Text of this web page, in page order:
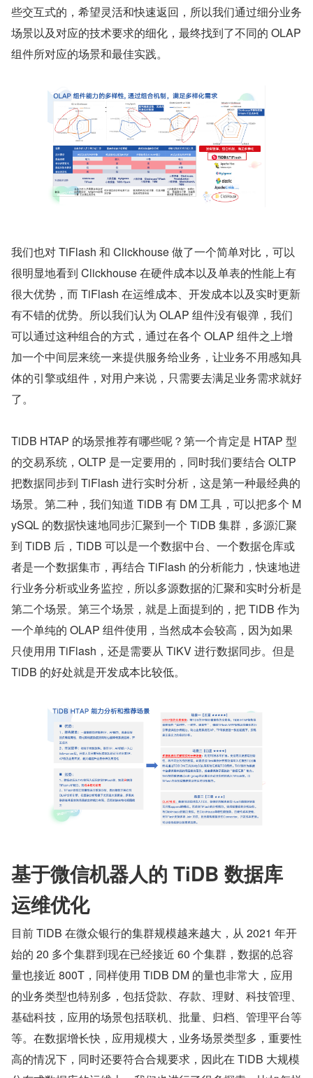
些交互式的，希望灵活和快速返回，所以我们通过细分业务
场景以及对应的技术要求的细化，最终找到了不同的 OLAP
组件所对应的场景和最佳实践。
我们也对 TiFlash 和 Clickhouse 做了一个简单对比，可以
很明显地看到 Clickhouse 在硬件成本以及单表的性能上有
很大优势，而 TiFlash 在运维成本、开发成本以及实时更新
有不错的优势。所以我们认为 OLAP 组件没有银弹，我们
可以通过这种组合的方式，通过在各个 OLAP 组件之上增
加一个中间层来统一来提供服务给业务，让业务不用感知具
体的引擎或组件，对用户来说，只需要去满足业务需求就好
了。
TiDB HTAP 的场景推荐有哪些呢？第一个肯定是 HTAP 型
的交易系统，OLTP 是一定要用的，同时我们要结合 OLTP
把数据同步到 TiFlash 进行实时分析，这是第一种最经典的
场景。第二种，我们知道 TiDB 有 DM 工具，可以把多个 M
ySQL 的数据快速地同步汇聚到一个 TiDB 集群，多源汇聚
到 TiDB 后，TiDB 可以是一个数据中台、一个数据仓库或
者是一个数据集市，再结合 TiFlash 的分析能力，快速地进
行业务分析或业务监控，所以多源数据的汇聚和实时分析是
第二个场景。第三个场景，就是上面提到的，把 TiDB 作为
一个单纯的 OLAP 组件使用，当然成本会较高，因为如果
只使用用 TiFlash，还是需要从 TiKV 进行数据同步。但是
TiDB 的好处就是开发成本比较低。
基于微信机器人的 TiDB 数据库
运维优化
目前 TiDB 在微众银行的集群规模越来越大，从 2021 年开
始的 20 多个集群到现在已经接近 60 个集群，数据的总容
量也接近 800T，同样使用 TiDB DM 的量也非常大，应用
的业务类型也特别多，包括贷款、存款、理财、科技管理、
基础科技，应用的场景包括联机、批量、归档、管理平台等
等。在数据增长快，应用规模大，业务场景类型多，重要性
高的情况下，同时还要符合合规要求，因此在 TiDB 大规模